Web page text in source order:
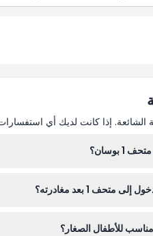
الشائعة. إذا كانت لديك أي
(قد تتغير المواعيد - يرجى التأكد
متحف 1 بعد مغادرته؟